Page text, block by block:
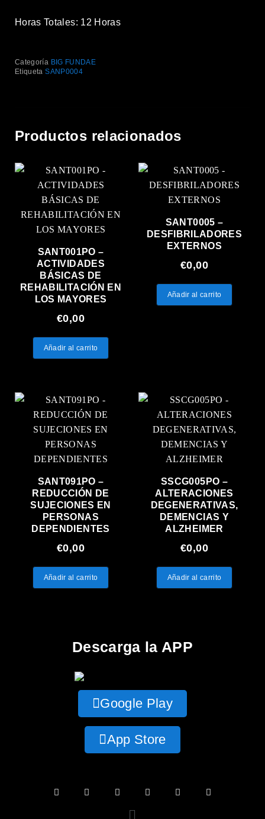
Horas Totales: 12 Horas
Categoría BIG FUNDAE
Etiqueta SANP0004
Productos relacionados
SANT001PO –
ACTIVIDADES
BÁSICAS DE
REHABILITACIÓN EN
LOS MAYORES
€0,00
Añadir al carrito
SANT0005 –
DESFIBRILADORES
EXTERNOS
€0,00
Añadir al carrito
SANT091PO –
REDUCCIÓN DE
SUJECIONES EN
PERSONAS
DEPENDIENTES
€0,00
Añadir al carrito
SSCG005PO –
ALTERACIONES
DEGENERATIVAS,
DEMENCIAS Y
ALZHEIMER
€0,00
Añadir al carrito
Descarga la APP
Google Play
App Store